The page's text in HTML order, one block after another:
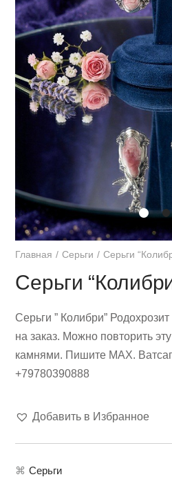
Главная Серьги Серьги
Серьги
Серьги ” Колибри”
на заказ. Можно повторить
камнями. Пишите МАХ.
+79780390888
Добавить в Избранное
⌘ Серьги